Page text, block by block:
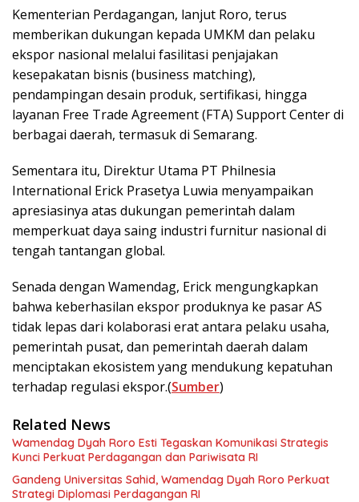
Kementerian Perdagangan, lanjut Roro, terus
memberikan dukungan kepada UMKM dan pelaku
ekspor nasional melalui fasilitasi penjajakan
kesepakatan bisnis (business matching),
pendampingan desain produk, sertifikasi, hingga
layanan Free Trade Agreement (FTA) Support Center di
berbagai daerah, termasuk di Semarang.
Sementara itu, Direktur Utama PT Philnesia
International Erick Prasetya Luwia menyampaikan
apresiasinya atas dukungan pemerintah dalam
memperkuat daya saing industri furnitur nasional di
tengah tantangan global.
Senada dengan Wamendag, Erick mengungkapkan
bahwa keberhasilan ekspor produknya ke pasar AS
tidak lepas dari kolaborasi erat antara pelaku usaha,
pemerintah pusat, dan pemerintah daerah dalam
menciptakan ekosistem yang mendukung kepatuhan
terhadap regulasi ekspor.(Sumber)
Related News
Wamendag Dyah Roro Esti Tegaskan Komunikasi Strategis
Kunci Perkuat Perdagangan dan Pariwisata RI
Gandeng Universitas Sahid, Wamendag Dyah Roro Perkuat
Strategi Diplomasi Perdagangan RI